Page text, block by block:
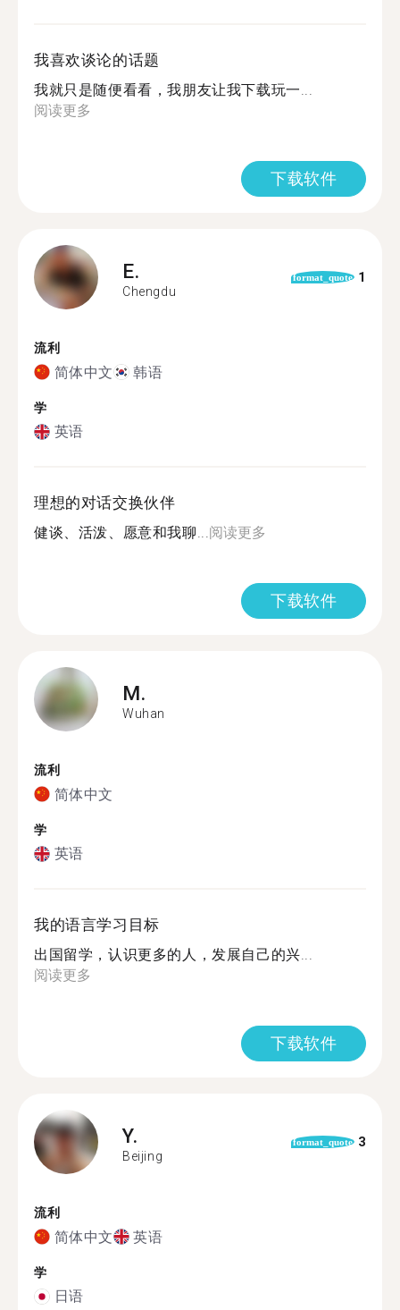
我喜欢谈论的话题
我就只是随便看看，我朋友让我下载玩一...
阅读更多
下载软件
E.
Chengdu
format_quote 1
流利
简体中文 韩语
学
英语
理想的对话交换伙伴
健谈、活泼、愿意和我聊...阅读更多
下载软件
M.
Wuhan
流利
简体中文
学
英语
我的语言学习目标
出国留学，认识更多的人，发展自己的兴...
阅读更多
下载软件
Y.
Beijing
format_quote 3
流利
简体中文 英语
学
日语